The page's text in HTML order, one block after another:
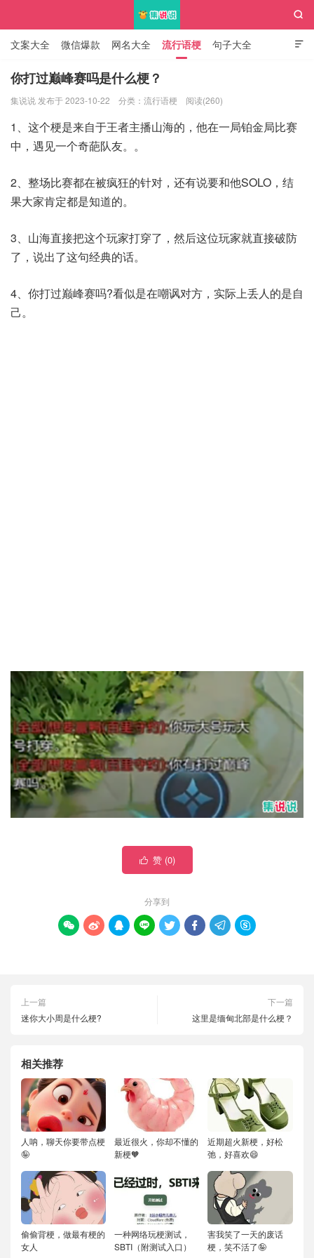

文案大全 微信爆款 网名大全 流行语梗 句子大全
知识大全

你打过巅峰赛吗是什么梗？
集说说 发布于 2023-10-22 分类： 流行语梗 阅读(260)
1、这个梗是来自于王者主播山海的，他在一局铂金局比赛
中，遇见一个奇葩队友。。
2、整场比赛都在被疯狂的针对，还有说要和他SOLO，结
果大家肯定都是知道的。
3、山海直接把这个玩家打穿了，然后这位玩家就直接破防
了，说出了这句经典的话。
4、你打过巅峰赛吗?看似是在嘲讽对方，实际上丢人的是自
己。
 赞 (0)
分享到
       
上一篇
迷你大小周是什么梗?
下一篇
这里是缅甸北部是什么梗？
相关推荐
人呐，聊天你要带点梗
🤪
最近很火，你却不懂的
新梗🧡
近期超火新梗，好松
弛，好喜欢😄
偷偷背梗，做最有梗的
女人
一种网络玩梗测试，
SBTI（附测试入口）
害我笑了一天的废话
梗，笑不活了🤪